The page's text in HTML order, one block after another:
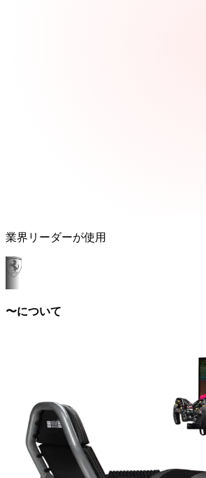
業界リーダーが使用
〜について